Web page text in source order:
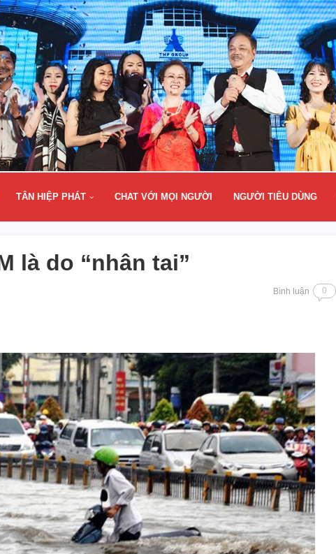
TÂN HIỆP PHÁT CHAT VỚI MỌI NGƯỜI NGƯỜI TIÊU DÙNG
là do “nhân tai”
Bình luận 0